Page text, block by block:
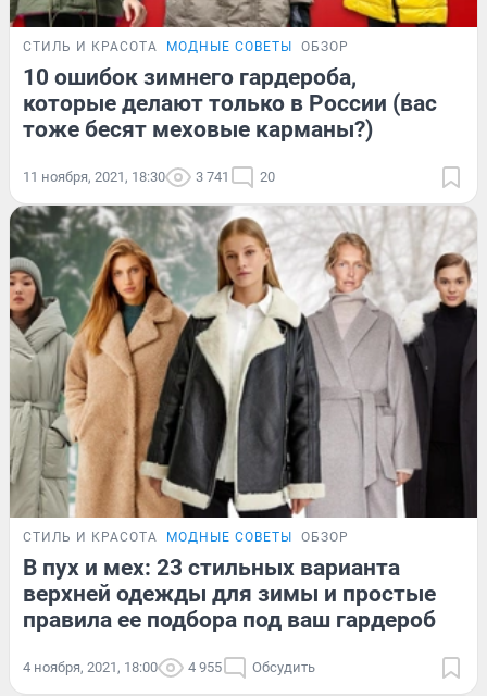
СТИЛЬ И КРАСОТА МОДНЫЕ СОВЕТЫ ОБЗОР
10 ошибок зимнего гардероба,
которые делают только в России (вас
тоже бесят меховые карманы?)
11 ноября, 2021, 18:30 3 741 20
СТИЛЬ И КРАСОТА МОДНЫЕ СОВЕТЫ ОБЗОР
В пух и мех: 23 стильных варианта
верхней одежды для зимы и простые
правила ее подбора под ваш гардероб
4 ноября, 2021, 18:00 4 955 Обсудить